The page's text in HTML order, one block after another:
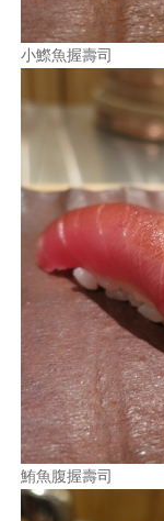
小鰶魚握壽司
鮪魚腹握壽司